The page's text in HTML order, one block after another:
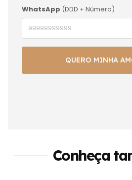
WhatsApp (DDD + Número)
Conheça